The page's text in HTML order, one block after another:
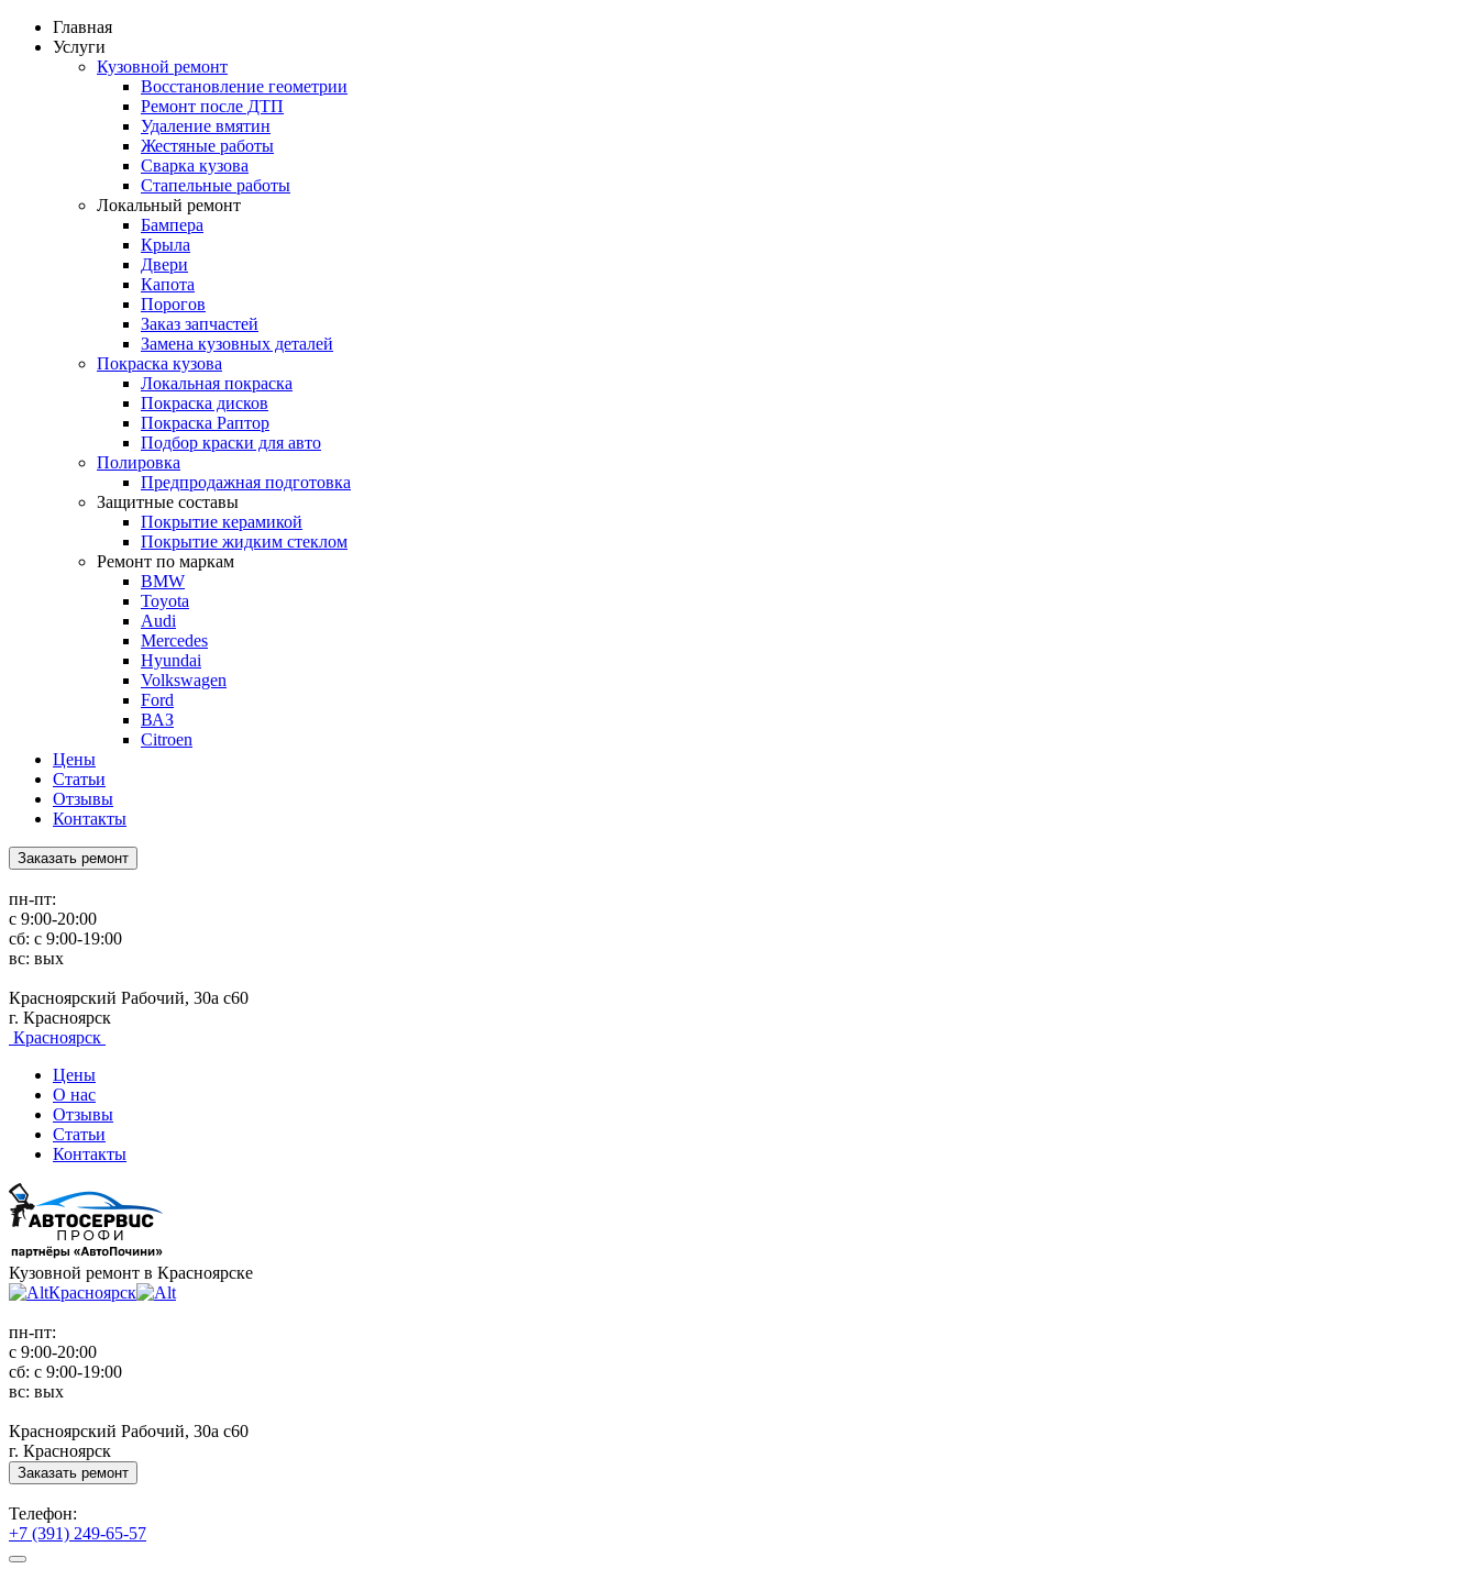
Главная
Услуги
Кузовной ремонт
Восстановление геометрии
Ремонт после ДТП
Удаление вмятин
Жестяные работы
Сварка кузова
Стапельные работы
Локальный ремонт
Бампера
Крыла
Двери
Капота
Порогов
Заказ запчастей
Замена кузовных деталей
Покраска кузова
Локальная покраска
Покраска дисков
Покраска Раптор
Подбор краски для авто
Полировка
Предпродажная подготовка
Защитные составы
Покрытие керамикой
Покрытие жидким стеклом
Ремонт по маркам
BMW
Toyota
Audi
Mercedes
Hyundai
Volkswagen
Ford
ВАЗ
Citroen
Цены
Статьи
Отзывы
Контакты
Заказать ремонт
пн-пт:
с 9:00-20:00
сб: с 9:00-19:00
вс: вых
Красноярский Рабочий, 30а с60
г. Красноярск
Красноярск
Цены
О нас
Отзывы
Статьи
Контакты
Кузовной ремонт в Красноярске
Красноярск
пн-пт:
с 9:00-20:00
сб: с 9:00-19:00
вс: вых
Красноярский Рабочий, 30а с60
г. Красноярск
Заказать ремонт
Телефон:
+7 (391) 249-65-57